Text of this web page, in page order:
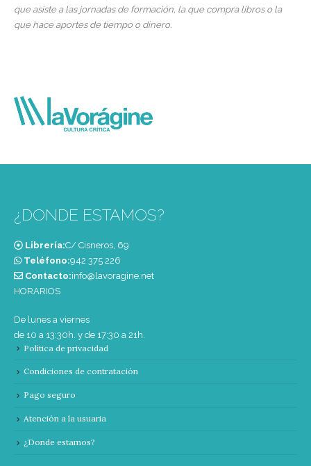
que asiste a las jornadas de formación, la que compra libros o la
que hace aportes de tiempo o dinero.
¿DONDE ESTAMOS?
Librería:C/ Cisneros, 69
Teléfono:‭942 375 226‬
Contacto:info@lavoragine.net
HORARIOS
De lunes a viernes
de 10 a 13:30h. y de 17:30 a 21h.
Política de privacidad
Condiciones de contratación
Pago seguro
Atención a la usuaria
¿Donde estamos?